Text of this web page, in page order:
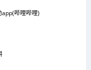
哔哩哔哩)